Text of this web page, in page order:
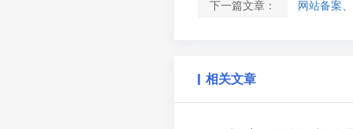
下一篇文章： 网站备案
相关文章